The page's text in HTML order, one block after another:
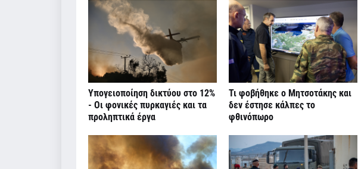
Υπογειοποίηση δικτύου στο 12%
- Οι φονικές πυρκαγιές και τα
προληπτικά έργα
Τι φοβήθηκε ο Μητσοτάκης και
δεν έστησε κάλπες το
φθινόπωρο